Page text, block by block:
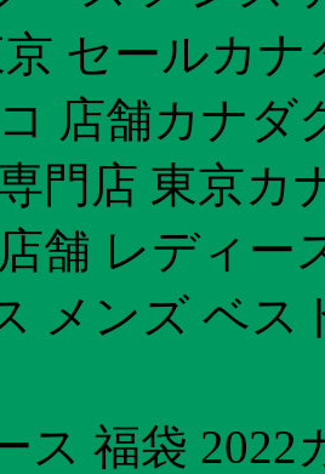
セールカ
店舗カナダ
門店 東京カ
舗 レディー
メンズ ベス
ス 福袋